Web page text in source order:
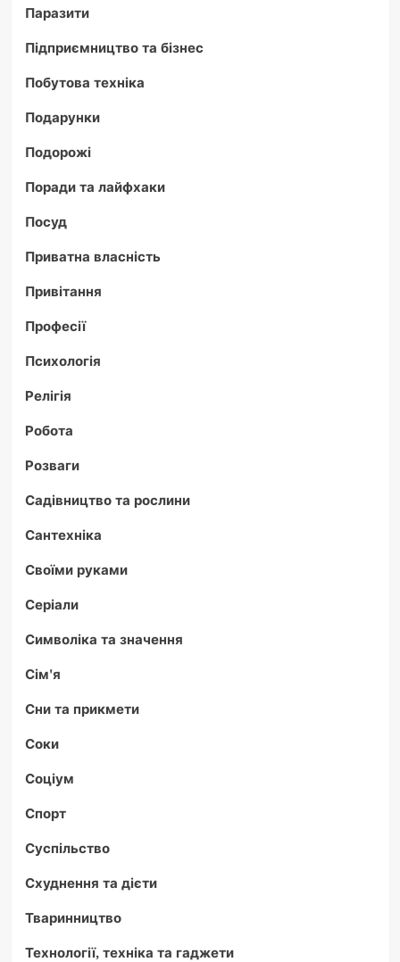
Паразити
Підприємництво та бізнес
Побутова техніка
Подарунки
Подорожі
Поради та лайфхаки
Посуд
Приватна власність
Привітання
Професії
Психологія
Релігія
Робота
Розваги
Садівництво та рослини
Сантехніка
Своїми руками
Серіали
Символіка та значення
Сім'я
Сни та прикмети
Соки
Соціум
Спорт
Суспільство
Схуднення та дієти
Тваринництво
Технології, техніка та гаджети